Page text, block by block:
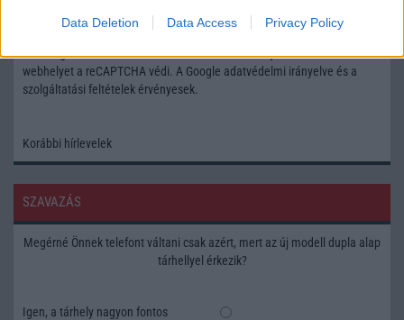
Data Deletion Data Access Privacy Policy
Elfogadom azAdatvédelmi és Adatkezelési TájékoztatótEzt a
webhelyet a reCAPTCHA védi. A Google adatvédelmi irányelve és a
szolgáltatási feltételek érvényesek.
Korábbi hírlevelek
SZAVAZÁS
Megérné Önnek telefont váltani csak azért, mert az új modell dupla alap
tárhellyel érkezik?
Igen, a tárhely nagyon fontos